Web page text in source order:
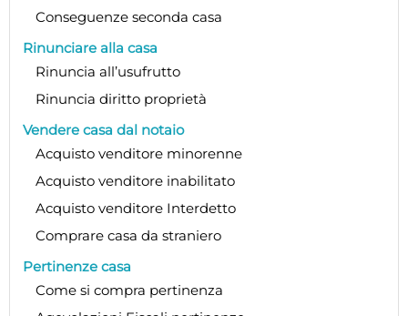
Conseguenze seconda casa
Rinunciare alla casa
Rinuncia all’usufrutto
Rinuncia diritto proprietà
Vendere casa dal notaio
Acquisto venditore minorenne
Acquisto venditore inabilitato
Acquisto venditore Interdetto
Comprare casa da straniero
Pertinenze casa
Come si compra pertinenza